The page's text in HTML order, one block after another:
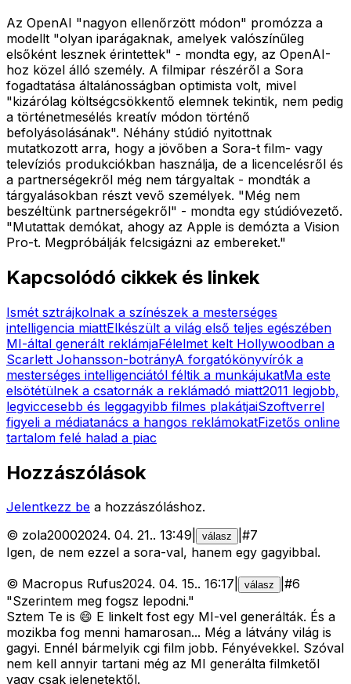
Az OpenAI "nagyon ellenőrzött módon" promózza a
modellt "olyan iparágaknak, amelyek valószínűleg
elsőként lesznek érintettek" - mondta egy, az OpenAI-
hoz közel álló személy. A filmipar részéről a Sora
fogadtatása általánosságban optimista volt, mivel
"kizárólag költségcsökkentő elemnek tekintik, nem pedig
a történetmesélés kreatív módon történő
befolyásolásának". Néhány stúdió nyitottnak
mutatkozott arra, hogy a jövőben a Sora-t film- vagy
televíziós produkciókban használja, de a licencelésről és
a partnerségekről még nem tárgyaltak - mondták a
tárgyalásokban részt vevő személyek. "Még nem
beszéltünk partnerségekről" - mondta egy stúdióvezető.
"Mutattak demókat, ahogy az Apple is demózta a Vision
Pro-t. Megpróbálják felcsigázni az embereket."
Kapcsolódó cikkek és linkek
Ismét sztrájkolnak a színészek a mesterséges
intelligencia miattElkészült a világ első teljes egészében
MI-által generált reklámjaFélelmet kelt Hollywoodban a
Scarlett Johansson-botrányA forgatókönyvírók a
mesterséges intelligenciától féltik a munkájukatMa este
elsötétülnek a csatornák a reklámadó miatt2011 legjobb,
legviccesebb és leggagyibb filmes plakátjaiSzoftverrel
figyeli a médiatanács a hangos reklámokatFizetős online
tartalom felé halad a piac
Hozzászólások
Jelentkezz be a hozzászóláshoz.
© zola20002024. 04. 21.. 13:49 válasz #7
Igen, de nem ezzel a sora-val, hanem egy gagyibbal.
© Macropus Rufus2024. 04. 15.. 16:17 válasz #6
"Szerintem meg fogsz lepodni."
Sztem Te is 😄 E linkelt fost egy MI-vel generálták. És a
mozikba fog menni hamarosan... Még a látvány világ is
gagyi. Ennél bármelyik cgi film jobb. Fényévekkel. Szóval
nem kell annyir tartani még az MI generálta filmketől
vagy csak jelenetektől.